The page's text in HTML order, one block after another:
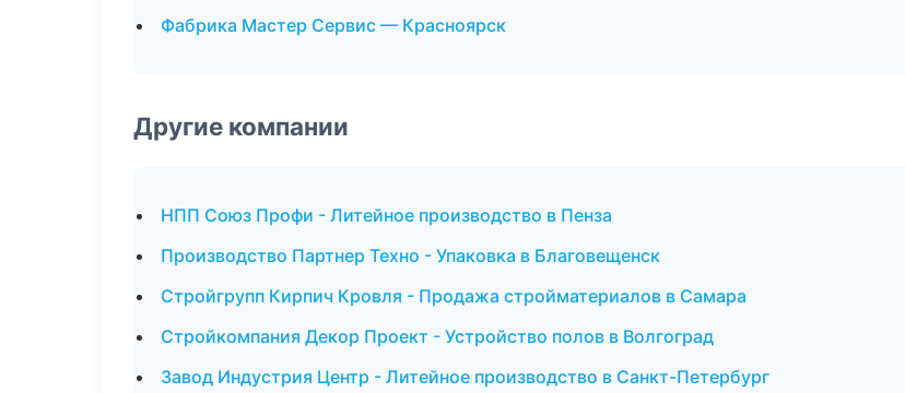
Фабрика Мастер Сервис — Красноярск
Другие компании
НПП Союз Профи - Литейное производство в Пенза
Производство Партнер Техно - Упаковка в Благовещенск
Стройгрупп Кирпич Кровля - Продажа стройматериалов в Самара
Стройкомпания Декор Проект - Устройство полов в Волгоград
Завод Индустрия Центр - Литейное производство в Санкт-Петербург